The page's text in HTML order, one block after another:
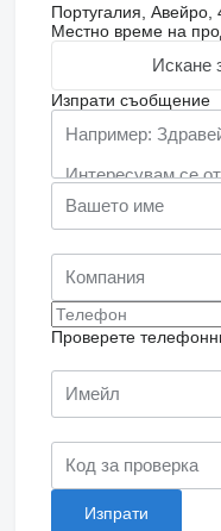
Португалия, Авейро,
Местно време на
Искане
Изпрати съобщение
Проверете